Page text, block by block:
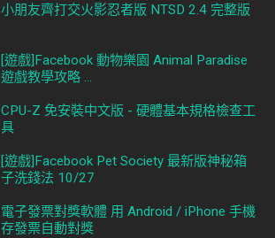
小朋友齊打交火影忍者版 NTSD 2.4 完整版
[遊戲]Facebook 動物樂園 Animal Paradise
遊戲教學攻略 ...
CPU-Z 免安裝中文版 - 硬體基本規格檢查工
具
[遊戲]Facebook Pet Society 最新版神秘箱
子洗錢法 10/27
電子發票對獎軟體 用 Android / iPhone 手機
存發票自動對獎